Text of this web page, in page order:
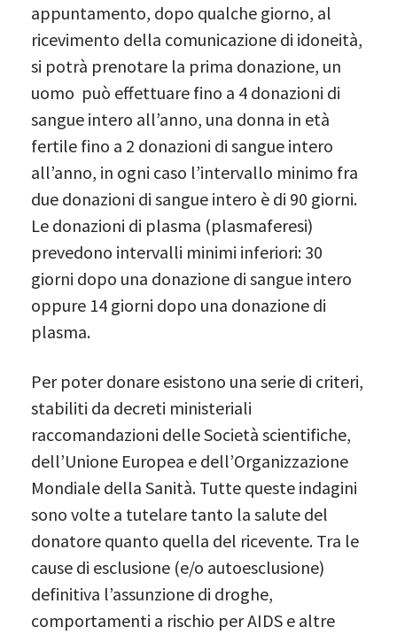
appuntamento, dopo qualche giorno, al
ricevimento della comunicazione di idoneità,
si potrà prenotare la prima donazione, un
uomo può effettuare fino a 4 donazioni di
sangue intero all’anno, una donna in età
fertile fino a 2 donazioni di sangue intero
all’anno, in ogni caso l’intervallo minimo fra
due donazioni di sangue intero è di 90 giorni.
Le donazioni di plasma (plasmaferesi)
prevedono intervalli minimi inferiori: 30
giorni dopo una donazione di sangue intero
oppure 14 giorni dopo una donazione di
plasma.
Per poter donare esistono una serie di criteri,
stabiliti da decreti ministeriali
raccomandazioni delle Società scientifiche,
dell’Unione Europea e dell’Organizzazione
Mondiale della Sanità. Tutte queste indagini
sono volte a tutelare tanto la salute del
donatore quanto quella del ricevente. Tra le
cause di esclusione (e/o autoesclusione)
definitiva l’assunzione di droghe,
comportamenti a rischio per AIDS e altre